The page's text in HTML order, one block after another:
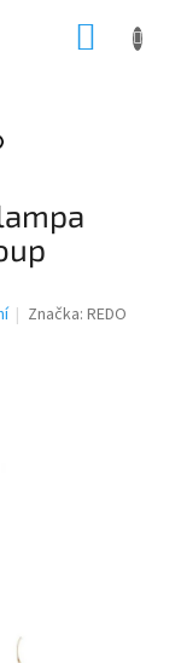
Značka:REDO